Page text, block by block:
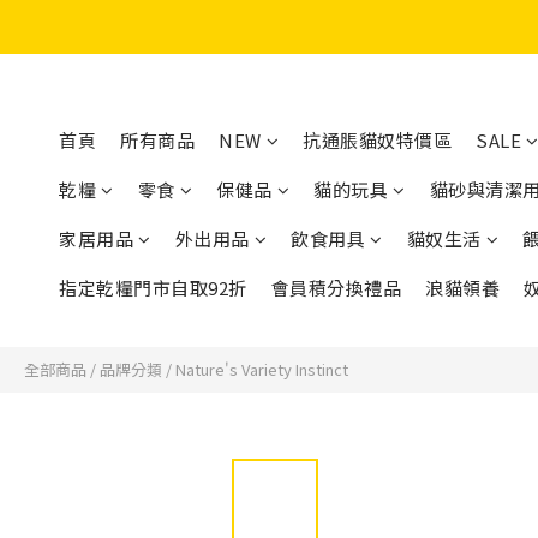
首頁 所有商品 NEW 抗通脹貓奴特價區
SALE
乾糧
零食 保健品 貓的玩具
貓砂與清潔
家居用品
外出用品 飲食用具 貓奴生活
指定乾糧門市自取92折
會員積分換禮品 浪貓領養
全部商品 / 品牌分類 / Nature's Variety Instinct